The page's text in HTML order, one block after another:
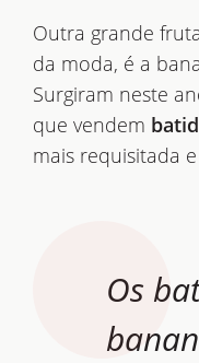
Outra grande
da moda, é a
Surgiram neste
que vendem
mais requisitada
Os